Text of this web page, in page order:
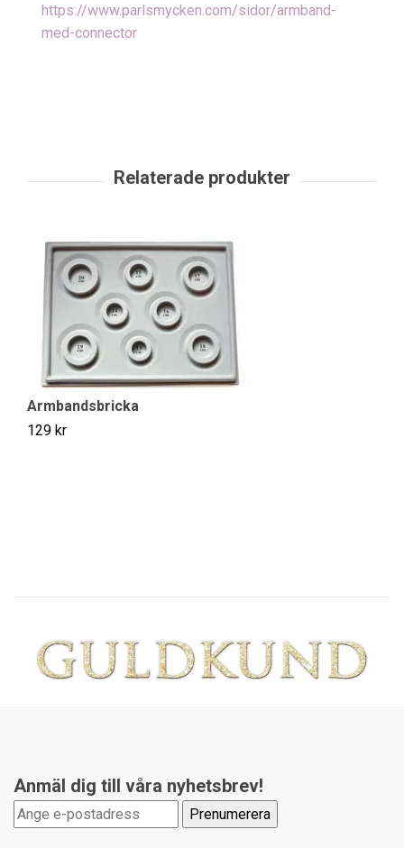
https://www.parlsmycken.com/sidor/armband-
med-connector
Armbandsbricka
129 kr
Anmäl dig till våra nyhetsbrev!